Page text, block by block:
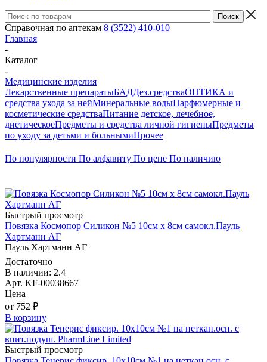
Справочная по аптекам 8 (3522) 410-010
Главная
-
Каталог
-
Медицинские изделия
Лекарственные препаратыБАДДез.средстваОПТИКА и
средства ухода за нейМинеральные водыПарфюмерные и
косметические средстваПитание детское, лечебное,
диетическоеПредметы и средства личной гигиеныПредметы
по уходу за детьми и больнымиПрочее
По популярности По алфавиту По цене По наличию
Быстрый просмотр
Повязка Космопор Силикон №5 10см х 8см самокл.Пауль
Хартманн AГ
Пауль Хартманн AГ
Достаточно
В наличии: 2.4
Арт. KF-00038667
Цена
от 752 ₽
В корзину
Быстрый просмотр